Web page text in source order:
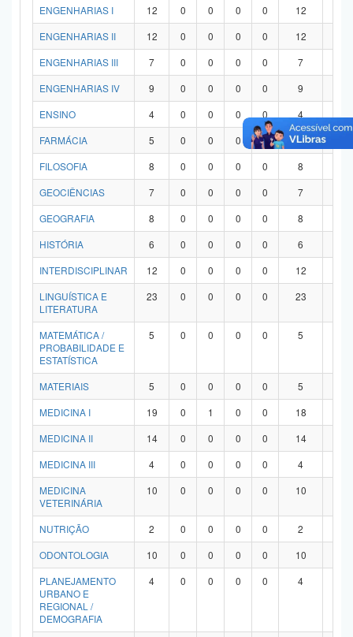
ENGENHARIAS I
12 0 0 0 0 12
ENGENHARIAS II
12 0 0 0 0 12
ENGENHARIAS III
7 0 0 0 0 7
ENGENHARIAS IV
9 0 0 0 0 9
ENSINO
4 0 0 0 0 4
FARMÁCIA
5 0 0 0 0 5
FILOSOFIA
8 0 0 0 0 8
GEOCIÊNCIAS
7 0 0 0 0 7
GEOGRAFIA
8 0 0 0 0 8
HISTÓRIA
6 0 0 0 0 6
INTERDISCIPLINAR
12 0 0 0 0 12
LINGUÍSTICA E
LITERATURA
23 0 0 0 0 23
MATEMÁTICA /
PROBABILIDADE E
ESTATÍSTICA
5 0 0 0 0 5
MATERIAIS 5 0 0 0 0 5
MEDICINA I
19 0 1 0 0 18
MEDICINA II
14 0 0 0 0 14
MEDICINA III
4 0 0 0 0 4
MEDICINA
VETERINÁRIA
10 0 0 0 0 10
NUTRIÇÃO 2 0 0 0 0 2
ODONTOLOGIA
10 0 0 0 0 10
PLANEJAMENTO
URBANO E
REGIONAL /
DEMOGRAFIA
4 0 0 0 0 4